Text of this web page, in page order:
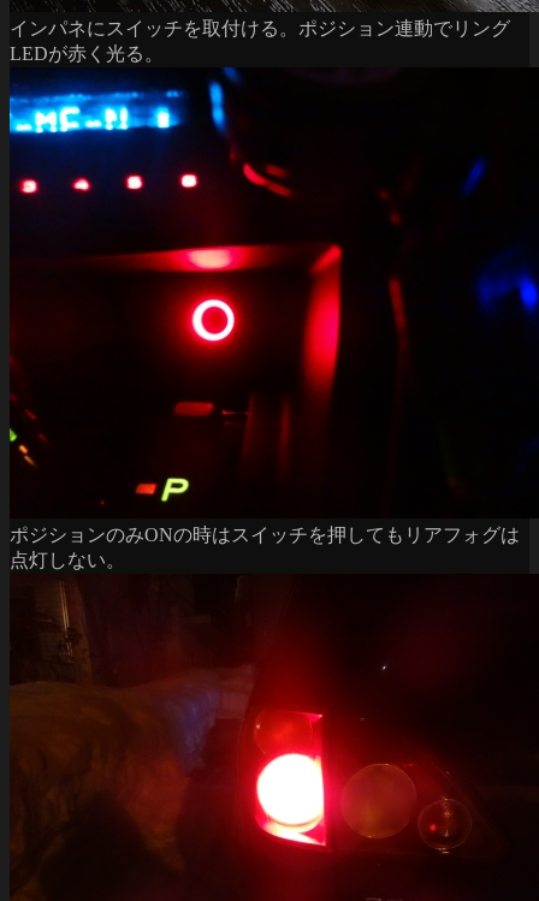
インパネにスイッチを取付ける。ポジション連動でリング
LEDが赤く光る。
ポジションのみONの時はスイッチを押してもリアフォグは
点灯しない。